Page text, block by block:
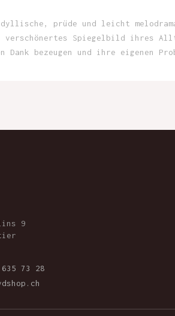
prüde und leicht
Spiegelbild ihres
Dank bezeugen und ihre eigenen
9
73 28